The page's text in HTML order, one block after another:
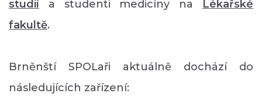
studií
a studenti medicíny na
Lékařské
fakultě.
Brněnští SPOLaři aktuálně dochází do
následujících zařízení: